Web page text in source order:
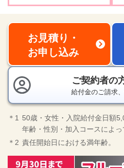
お見積り・
お申し込み新規ウィンドウを
ご契約者の
給付金のご請求
＊1
50歳・女性・入院給付金日額
年齢・性別・加入コースによっ
＊2 責任開始日における満年齢。